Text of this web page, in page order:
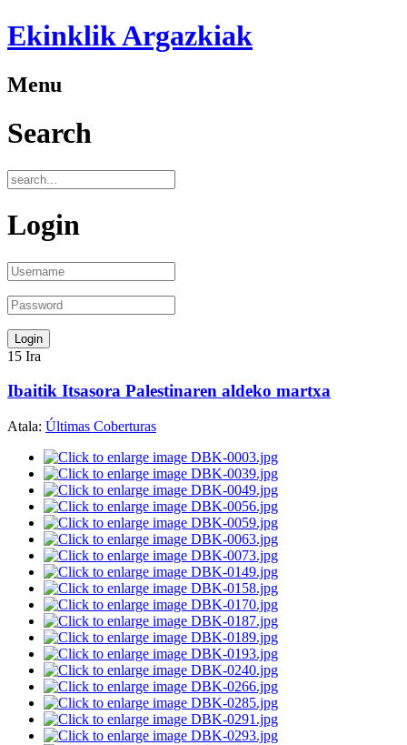
Ekinklik Argazkiak
Menu
Search
Login
15 Ira
Ibaitik Itsasora Palestinaren aldeko martxa
Atala: Últimas Coberturas